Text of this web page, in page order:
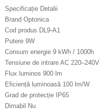
Specificație Detalii
Brand Optonica
Cod produs DL9-A1
Putere 9W
Consum energie 9 kWh / 1000h
Tensiune de intrare AC 220–240V
Flux luminos 900 lm
Eficiență luminoasă 100 lm/W
Grad de protecție IP65
Dimabil Nu